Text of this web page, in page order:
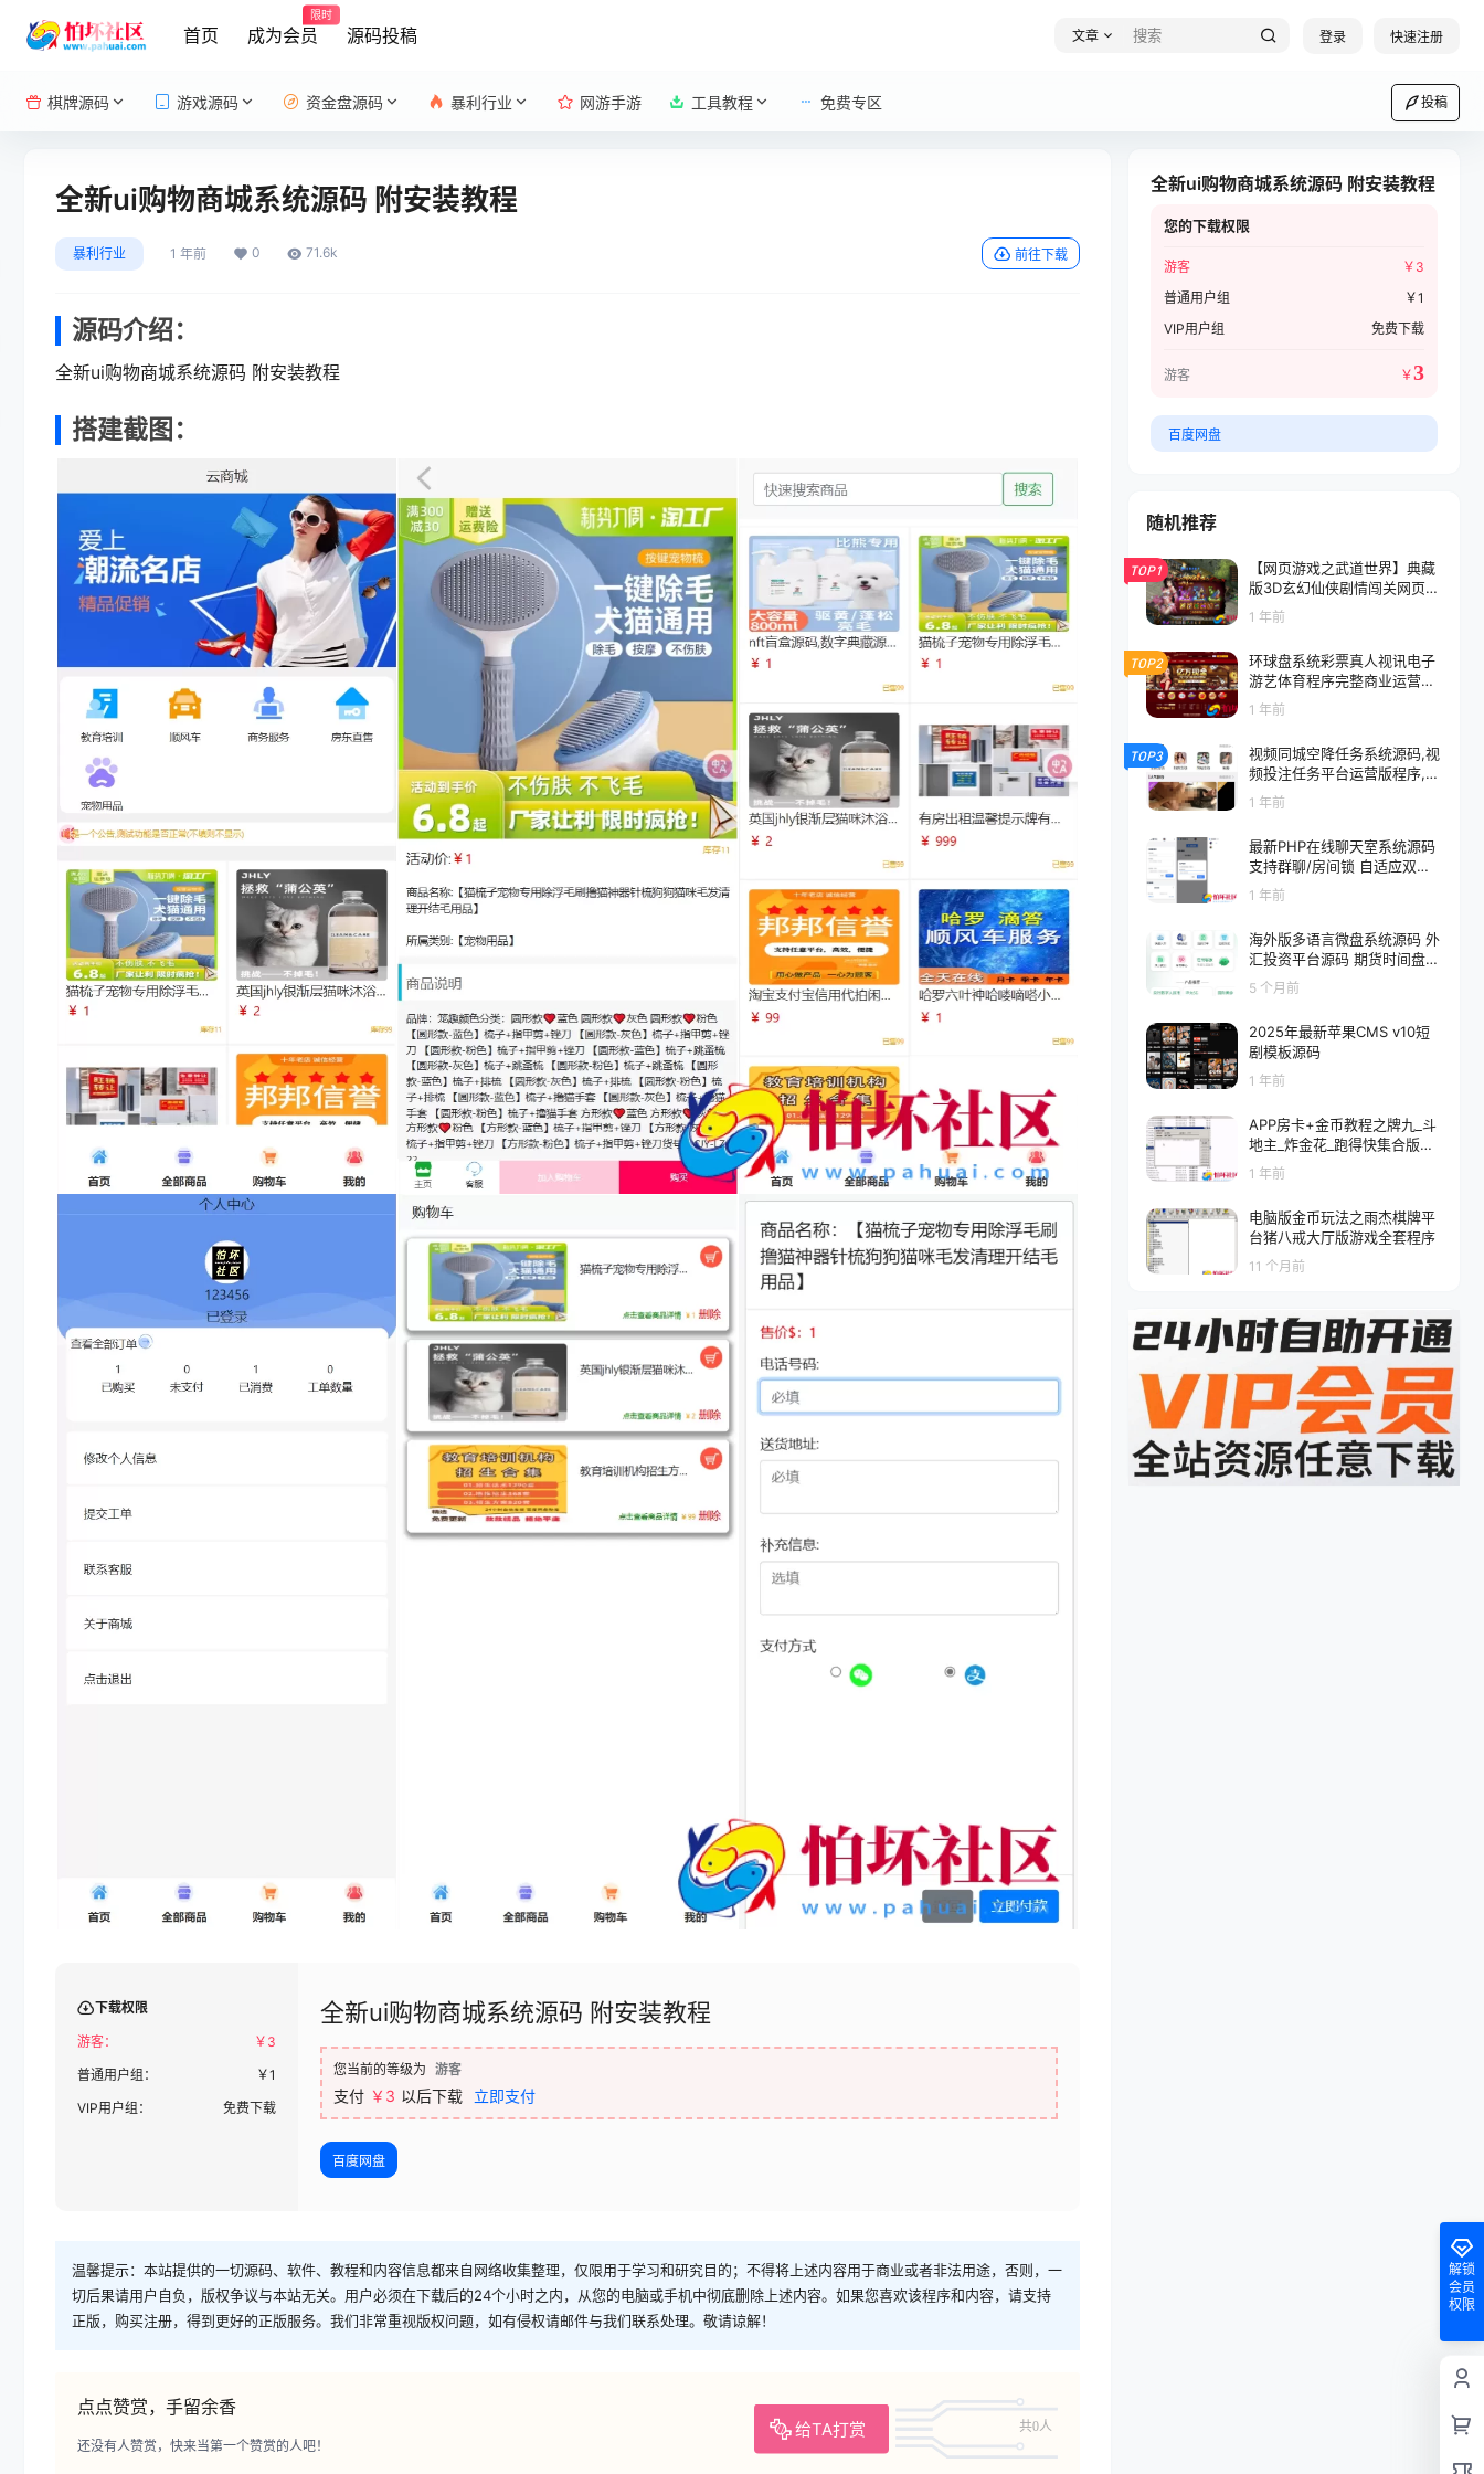
首页 成为会员
限时
源码投稿 文章 登录 快速注册
棋牌源码 游戏源码 资金盘源码 暴利行业 网游手游 工具教程 免费专区 投稿
全新ui购物商城系统源码 附安装教程
暴利行业 1 年前 0 71.6k 前往下载
源码介绍：
全新ui购物商城系统源码 附安装教程
搭建截图：
下载权限
游客： ￥ 3
普通用户组：
￥1
VIP用户组：
免费下载
全新ui购物商城系统源码 附安装教程
您当前的等级为 游客
支付 ￥3 以后下载 立即支付
百度网盘
温馨提示：本站提供的一切源码、软件、教程和内容信息都来自网络收集整理，仅限用于学习和研究目的；不得将上述内容用于商业或者非法用途，否则，一
切后果请用户自负，版权争议与本站无关。用户必须在下载后的24个小时之内，从您的电脑或手机中彻底删除上述内容。如果您喜欢该程序和内容，请支持
正版，购买注册，得到更好的正版服务。我们非常重视版权问题，如有侵权请邮件与我们联系处理。敬请谅解！
点点赞赏，手留余香
给TA打赏 共0人
还没有人赞赏，快来当第一个赞赏的人吧！
全新ui购物商城系统源码 附安装教程
您的下载权限
游客 ￥ 3
普通用户组
￥1
VIP用户组
免费下载
游客 ￥3
百度网盘
随机推荐
TOP1
【网页游戏之武道世界】典藏
版3D玄幻仙侠剧情闯关网页游
戏-整理打包Win服务端源码视
频架设教程-详细外网教程
1 年前
TOP2
环球盘系统彩票真人视讯电子
游艺体育程序完整商业运营版
源码+独立代理后台功能更新
与BUG修复
1 年前
TOP3
视频同城空降任务系统源码,视
频投注任务平台运营版程序,V
UE源代码
1 年前
最新PHP在线聊天室系统源码
支持群聊/房间锁 自适应双端
附搭建文档
1 年前
海外版多语言微盘系统源码 外
汇投资平台源码 期货时间盘
前端uniapp
5 个月前
2025年最新苹果CMS v10短
剧模板源码
1 年前
APP房卡+金币教程之牌九_斗
地主_炸金花_跑得快集合版搭
建视频教程
1 年前
电脑版金币玩法之雨杰棋牌平
台猪八戒大厅版游戏全套程序
11 个月前
解锁
会员
权限